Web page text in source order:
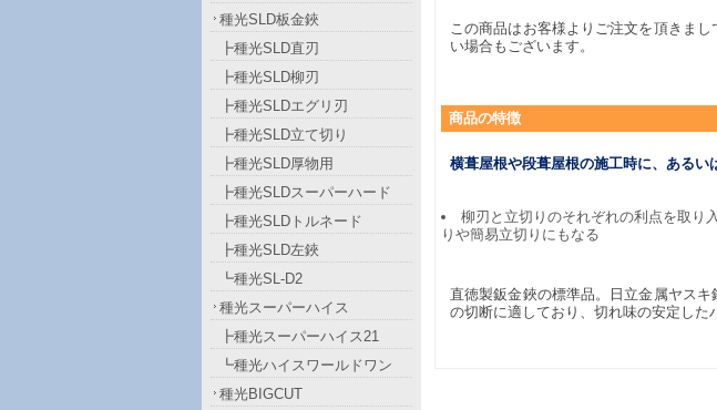
この商品はお客様よりご注文を頂きま
い場合もございます。
商品の特徴
横葺屋根や段葺屋根の施工時に、ある
柳刃と立切りのそれぞれの利点を取り
りや簡易立切りにもなる
直徳製鈑金鋏の標準品。日立金属ヤス
の切断に適しており、切れ味の安定した
種光SLD板金鋏
┣種光SLD直刃
┣種光SLD柳刃
┣種光SLDエグリ刃
┣種光SLD立て切り
┣種光SLD厚物用
┣種光SLDスーパーハード
┣種光SLDトルネード
┣種光SLD左鋏
┗種光SL-D2
種光スーパーハイス
┣種光スーパーハイス21
┗種光ハイスワールドワン
種光BIGCUT